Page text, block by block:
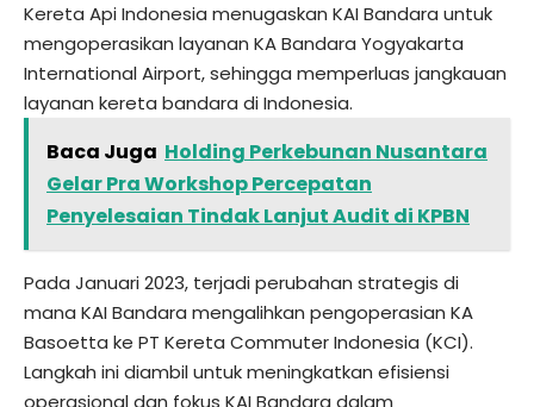
Kereta Api Indonesia menugaskan KAI Bandara untuk
mengoperasikan layanan KA Bandara Yogyakarta
International Airport, sehingga memperluas jangkauan
layanan kereta bandara di Indonesia.
Baca Juga Holding Perkebunan Nusantara
Gelar Pra Workshop Percepatan
Penyelesaian Tindak Lanjut Audit di KPBN
Pada Januari 2023, terjadi perubahan strategis di
mana KAI Bandara mengalihkan pengoperasian KA
Basoetta ke PT Kereta Commuter Indonesia (KCI).
Langkah ini diambil untuk meningkatkan efisiensi
operasional dan fokus KAI Bandara dalam